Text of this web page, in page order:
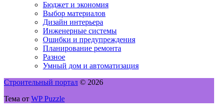
Бюджет и экономия
Выбор материалов
Дизайн интерьера
Инженерные системы
Ошибки и предупреждения
Планирование ремонта
Разное
Умный дом и автоматизация
Строительный портал © 2026
Тема от WP Puzzle